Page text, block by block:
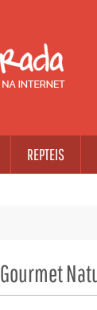
REPTEIS
Gourmet